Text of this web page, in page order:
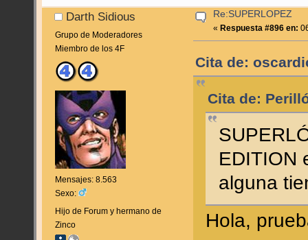
Darth Sidious
Grupo de Moderadores
Miembro de los 4F
Mensajes: 8.563
Sexo:
Hijo de Forum y hermano de
Zinco
Re:SUPERLOPEZ
« Respuesta #896 en:
Cita de:
Cita de:
EDITION
alguna
Hola,